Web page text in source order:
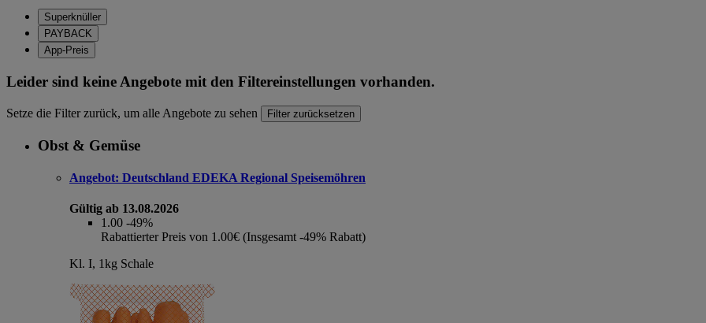
Superknüller
PAYBACK
App-Preis
Leider sind keine Angebote mit den Filtereinstellungen vorhanden.
Setze die Filter zurück, um alle Angebote zu sehen Filter zurücksetzen
Obst & Gemüse
Angebot: Deutschland EDEKA Regional Speisemöhren
Gültig ab 13.08.2026
1.00 -49%
Rabattierter Preis von 1.00€ (Insgesamt -49% Rabatt)
Kl. I, 1kg Schale